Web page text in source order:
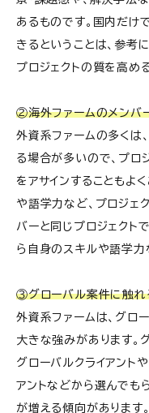
あるものです。国内だけ
きるということは、参考
プロジェクトの質を高め
②海外ファームのメンバ
外資系ファームの多くは
る場合が多いので、プロ
をアサインすることもよ
や語学力など、プロジェ
バーと同じプロジェクト
ら自身のスキルや語学力
③グローバル案件に触れ
外資系ファームは、グロ
大きな強みがあります。
グローバルクライアント
アントなどから選んでも
が増える傾向があります